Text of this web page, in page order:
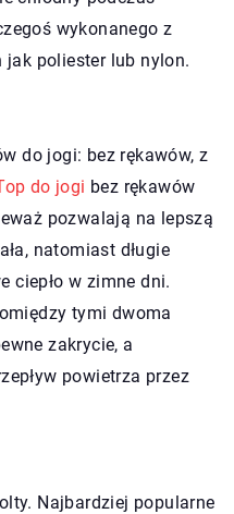
wykonanego z
jak poliester lub nylon.
do jogi: bez rękawów, z
do jogi bez rękawów
pozwalają na lepszą
natomiast długie
ciepło w zimne dni.
tymi dwoma
zakrycie, a
powietrza przez
Najbardziej popularne